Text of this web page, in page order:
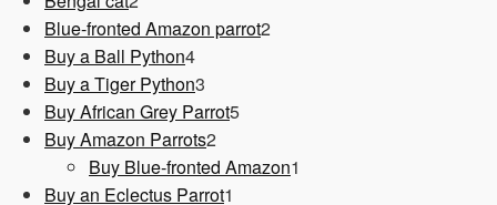
Produkte
Blue-fronted Amazon parrot22
Buy a Ball Python44
Produkte
Buy a Tiger Python3
Produkte
Buy African Grey Parrot55
Buy Amazon Parrots22
Produkte
Buy Blue-fronted Amazon1
Buy an Eclectus Parrot1